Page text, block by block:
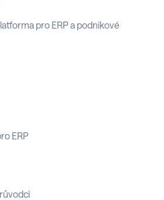
pro ERP a podnikové
ERP